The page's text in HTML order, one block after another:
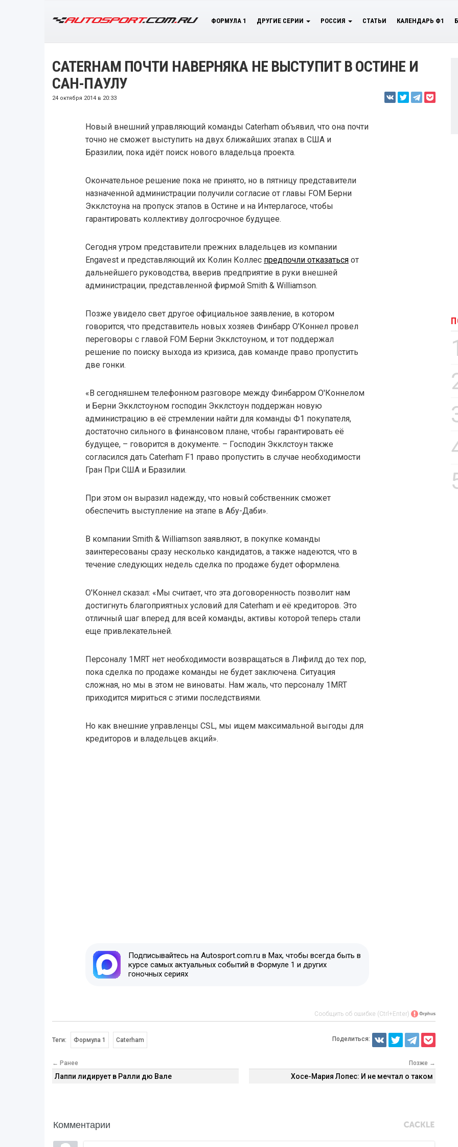
ФОРМУЛА 1 ДРУГИЕ СЕРИИ РОССИЯ СТАТЬИ КАЛЕНДАРЬ Ф1
CATERHAM ПОЧТИ НАВЕРНЯКА НЕ ВЫСТУПИТ В ОСТИНЕ И
САН-ПАУЛУ
24 октября 2014 в 20:33
Новый внешний управляющий команды Caterham объявил, что она почти
точно не сможет выступить на двух ближайших этапах в США и
Бразилии, пока идёт поиск нового владельца проекта.
Окончательное решение пока не принято, но в пятницу представители
назначенной администрации получили согласие от главы FOM Берни
Экклстоуна на пропуск этапов в Остине и на Интерлагосе, чтобы
гарантировать коллективу долгосрочное будущее.
Сегодня утром представители прежних владельцев из компании
Engavest и представляющий их Колин Коллес предпочли отказатьсяот
дальнейшего руководства, вверив предприятие в руки внешней
администрации, представленной фирмой Smith & Williamson.
Позже увидело свет другое официальное заявление, в котором
говорится, что представитель новых хозяев Финбарр О'Коннел провел
переговоры с главой FOM Берни Экклстоуном, и тот поддержал
решение по поиску выхода из кризиса, дав команде право пропустить
две гонки.
«В сегодняшнем телефонном разговоре между Финбарром О'Коннелом
и Берни Экклстоуном господин Экклстоун поддержан новую
администрацию в её стремлении найти для команды Ф1 покупателя,
достаточно сильного в финансовом плане, чтобы гарантировать её
будущее, – говорится в документе. – Господин Экклстоун также
согласился дать Caterham F1 право пропустить в случае необходимости
Гран При США и Бразилии.
При этом он выразил надежду, что новый собственник сможет
обеспечить выступление на этапе в Абу-Даби».
В компании Smith & Williamson заявляют, в покупке команды
заинтересованы сразу несколько кандидатов, а также надеются, что в
течение следующих недель сделка по продаже будет оформлена.
О'Коннел сказал: «Мы считает, что эта договоренность позволит нам
достигнуть благоприятных условий для Caterham и её кредиторов. Это
отличный шаг вперед для всей команды, активы которой теперь стали
еще привлекательней.
Персоналу 1MRT нет необходимости возвращаться в Лифилд до тех пор,
пока сделка по продаже команды не будет заключена. Ситуация
сложная, но мы в этом не виноваты. Нам жаль, что персоналу 1MRT
приходится мириться с этими последствиями.
Но как внешние управленцы CSL, мы ищем максимальной выгоды для
кредиторов и владельцев акций».
Подписывайтесь на Autosport.com.ru в Max, чтобы всегда быть в
курсе самых актуальных событий в Формуле 1 и других
гоночных сериях
Сообщить об ошибке (Ctrl+Enter)
Теги: Формула 1 Caterham Поделиться:
← Ранее
Лаппи лидирует в Ралли дю Вале
Позже →
Хосе-Мария Лопес: И не мечтал о таком
Комментарии